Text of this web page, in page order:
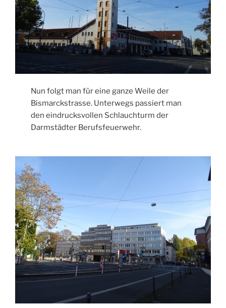
Nun folgt man für eine ganze Weile der
Bismarckstrasse. Unterwegs passiert man
den eindrucksvollen Schlauchturm der
Darmstädter Berufsfeuerwehr.